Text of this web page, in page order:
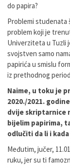
do papira?
Problemi studenata
problem koji je
Univerziteta u Tuzli
svojstven samo
papirića u smislu
iz prethodnog
Naime, u toku je
2020./2021.
dvije skriptarnice
bijelim papirima,
odlučiti da li i
Međutim, jučer,
ruku, jer su ti